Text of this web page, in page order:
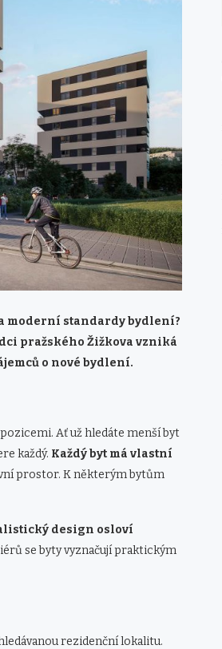
moderní standardy bydlení?
pražského Žižkova vzniká
o nové bydlení.
Ať už hledáte menší byt
každý. Každý byt má vlastní
prostor. K některým bytům
design osloví
se byty vyznačují praktickým
rezidenční lokalitu.